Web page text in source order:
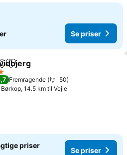
Se priser
Føj til favoritter
Fremragende
50
Børkop, 14.5 km til Vejle
priser
Se priser